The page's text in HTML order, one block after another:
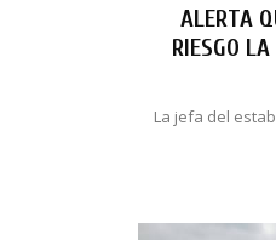
ALERTA
RIESGO
La jefa del